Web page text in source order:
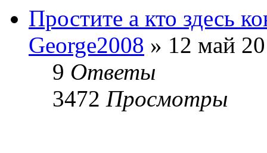
Простите а кто здесь
George2008 » 12 май
9 Ответы
3472 Просмотры